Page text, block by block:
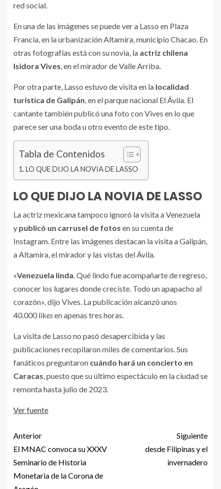
red social.
En una de las imágenes se puede ver a Lasso en Plaza
Francia, en la urbanización Altamira, municipio Chacao. En
otras fotografías está con su novia, la actriz chilena
Isidora Vives, en el mirador de Valle Arriba.
Por otra parte, Lasso estuvo de visita en la localidad
turística de Galipán, en el parque nacional El Ávila. El
cantante también publicó una foto con Vives en lo que
parece ser una boda u otro evento de este tipo.
Tabla de Contenidos
LO QUE DIJO LA NOVIA DE LASSO
LO QUE DIJO LA NOVIA DE LASSO
La actriz mexicana tampoco ignoró la visita a Venezuela
y publicó un carrusel de fotos en su cuenta de
Instagram. Entre las imágenes destacan la visita a Galipán,
a Altamira, el mirador y las vistas del Ávila.
«Venezuela linda. Qué lindo fue acompañarte de regreso,
conocer los lugares donde creciste. Todo un apapacho al
corazón», dijo Vives. La publicación alcanzó unos
40.000 likesen apenas tres horas.
La visita de Lasso no pasó desapercibida y las
publicaciones recopilaron miles de comentarios. Sus
fanáticos preguntaron cuándo hará un concierto en
Caracas, puesto que su último espectáculo en la ciudad se
remonta hasta julio de 2023.
Ver fuente
Anterior
El MNAC convoca su XXXV
Seminario de Historia
Monetaria de la Corona de
Siguiente
desde Filipinas y el
invernadero